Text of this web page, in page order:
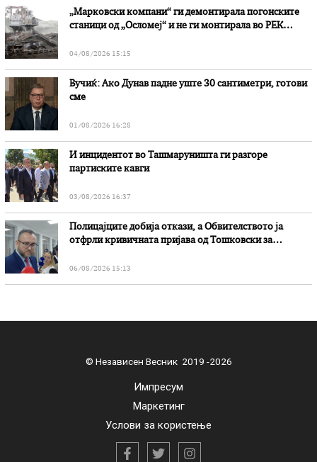
„Марковски компани“ ги демонтирала погонските
станици од „Осломеј“ и не ги монтирала во РЕК
04/08/2026 15:15
Вучиќ: Ако Дунав падне уште 30 сантиметри, готови
сме
01/08/2026 16:28
И инцидентот во Ташмаруништa ги разгоре
партиските кавги
03/08/2026 16:37
Полицајците добија откази, а Обвителството ја
отфрли кривичната пријава од Тошковски за
06/08/2026 15:13
© Независен Весник 2019 -2026
Импресум
Маркетинг
Услови за користење